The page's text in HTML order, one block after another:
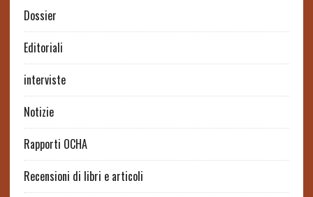
Dossier
Editoriali
interviste
Notizie
Rapporti OCHA
Recensioni di libri e articoli